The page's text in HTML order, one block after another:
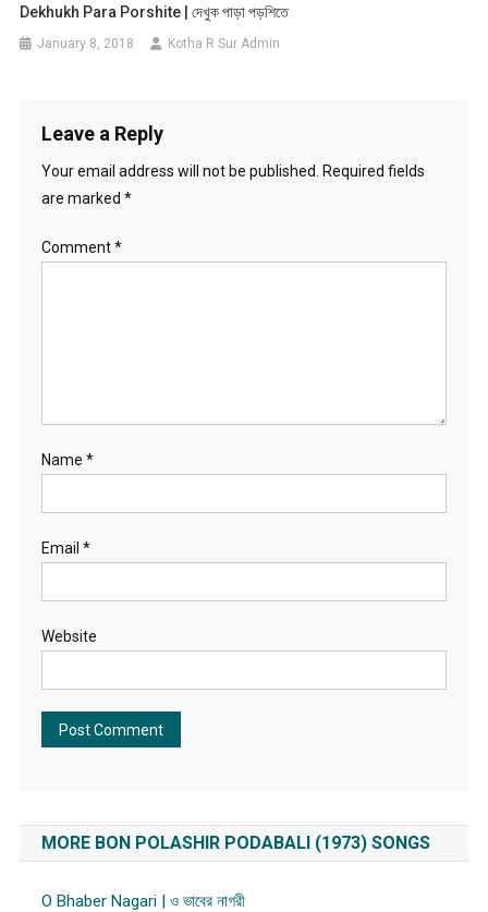
Dekhukh Para Porshite | দেখুক পাড়া পড়শিতে
January 8, 2018 Kotha R Sur Admin
Leave a Reply
Your email address will not be published.
Required fields
are marked *
Comment*
Name *
Email *
Website
MORE BON POLASHIR PODABALI (1973) SONGS
O Bhaber Nagari | ও ভাবের নাগরী